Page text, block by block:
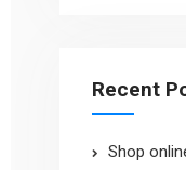
Recent
Shop